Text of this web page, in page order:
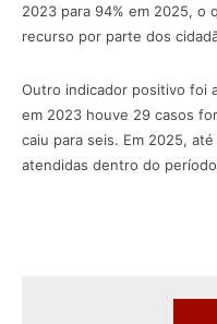
2023 para 94% em 2025, o
recurso por parte dos
Outro indicador positivo foi
em 2023 houve 29 casos
caiu para seis. Em 2025,
atendidas dentro do